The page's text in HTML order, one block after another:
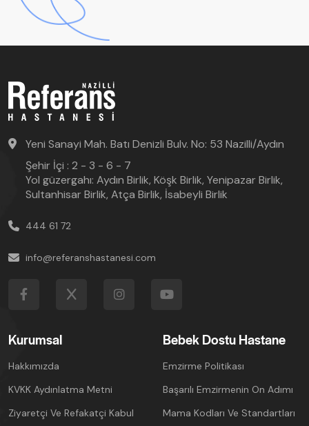
Yeni Sanayi Mah. Batı Denizli Bulv. No: 53 Nazilli/Aydın
Şehir İçi : 2 - 3 - 6 - 7
Yol güzergahı: Aydın Birlik, Köşk Birlik, Yenipazar Birlik,
Sultanhisar Birlik, Atça Birlik, İsabeyli Birlik
444 61 72
info@referanshastanesi.com
Kurumsal
Hakkımızda
KVKK Aydınlatma Metni
Ziyaretçi Ve Refakatçi Kabul
Bebek Dostu Hastane
Emzirme Politikası
Başarılı Emzirmenin On Adımı
Mama Kodları Ve Standartları